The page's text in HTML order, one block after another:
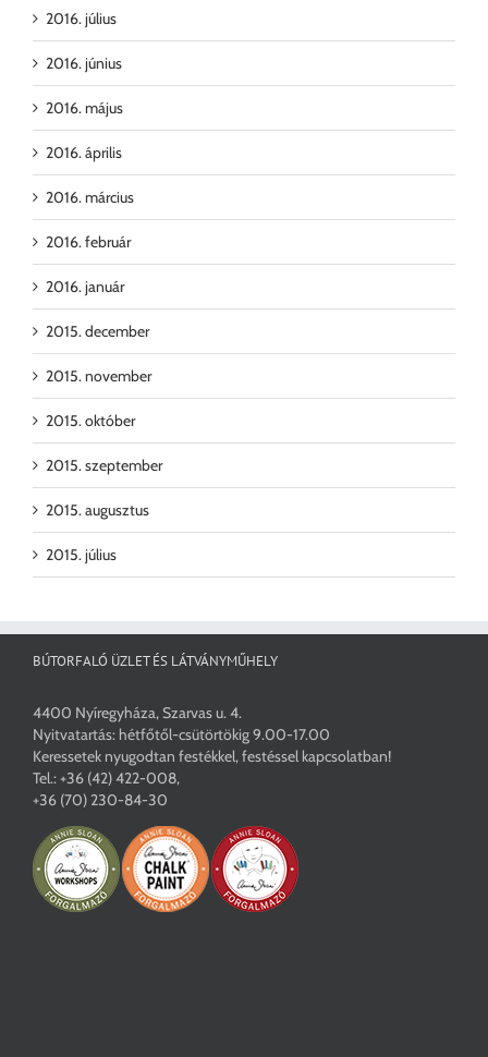
2016. július
2016. június
2016. május
2016. április
2016. március
2016. február
2016. január
2015. december
2015. november
2015. október
2015. szeptember
2015. augusztus
2015. július
BÚTORFALÓ ÜZLET ÉS LÁTVÁNYMŰHELY
4400 Nyíregyháza, Szarvas u. 4.
Nyitvatartás: hétfőtől-csütörtökig 9.00-17.00
Keressetek nyugodtan festékkel, festéssel kapcsolatban!
Tel.:+36 (42) 422-008,
+36 (70) 230-84-30